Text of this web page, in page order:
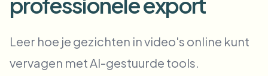
Video-intelligentie
Bulk gezichtsvervaging
Alles vervagen
Enterprise-zones, beleid en beoordeling
Leer hoe je gezichten in video's online kunt
vervagen met AI-gestuurde tools.